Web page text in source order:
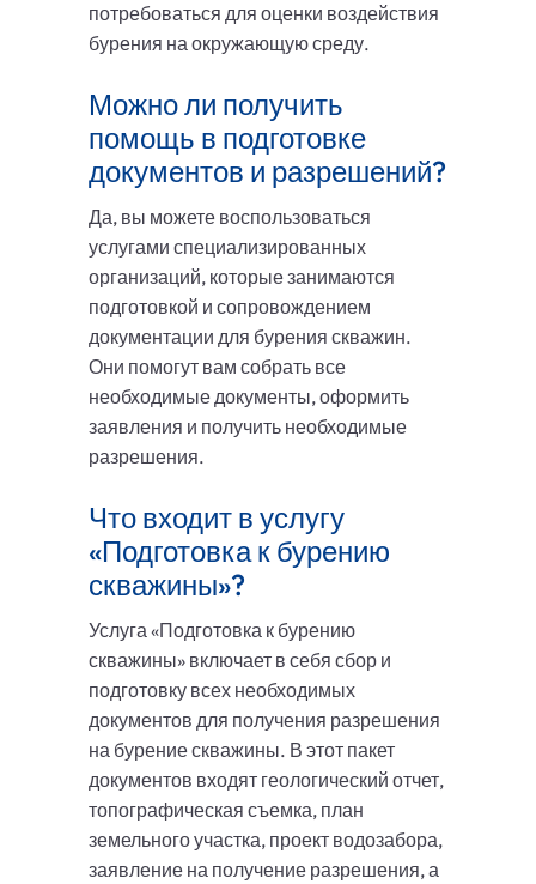
потребоваться для оценки воздействия
бурения на окружающую среду.
Можно ли получить
помощь в подготовке
документов и разрешений?
Да, вы можете воспользоваться
услугами специализированных
организаций, которые занимаются
подготовкой и сопровождением
документации для бурения скважин.
Они помогут вам собрать все
необходимые документы, оформить
заявления и получить необходимые
разрешения.
Что входит в услугу
«Подготовка к бурению
скважины»?
Услуга «Подготовка к бурению
скважины» включает в себя сбор и
подготовку всех необходимых
документов для получения разрешения
на бурение скважины. В этот пакет
документов входят геологический отчет,
топографическая съемка, план
земельного участка, проект водозабора,
заявление на получение разрешения, а